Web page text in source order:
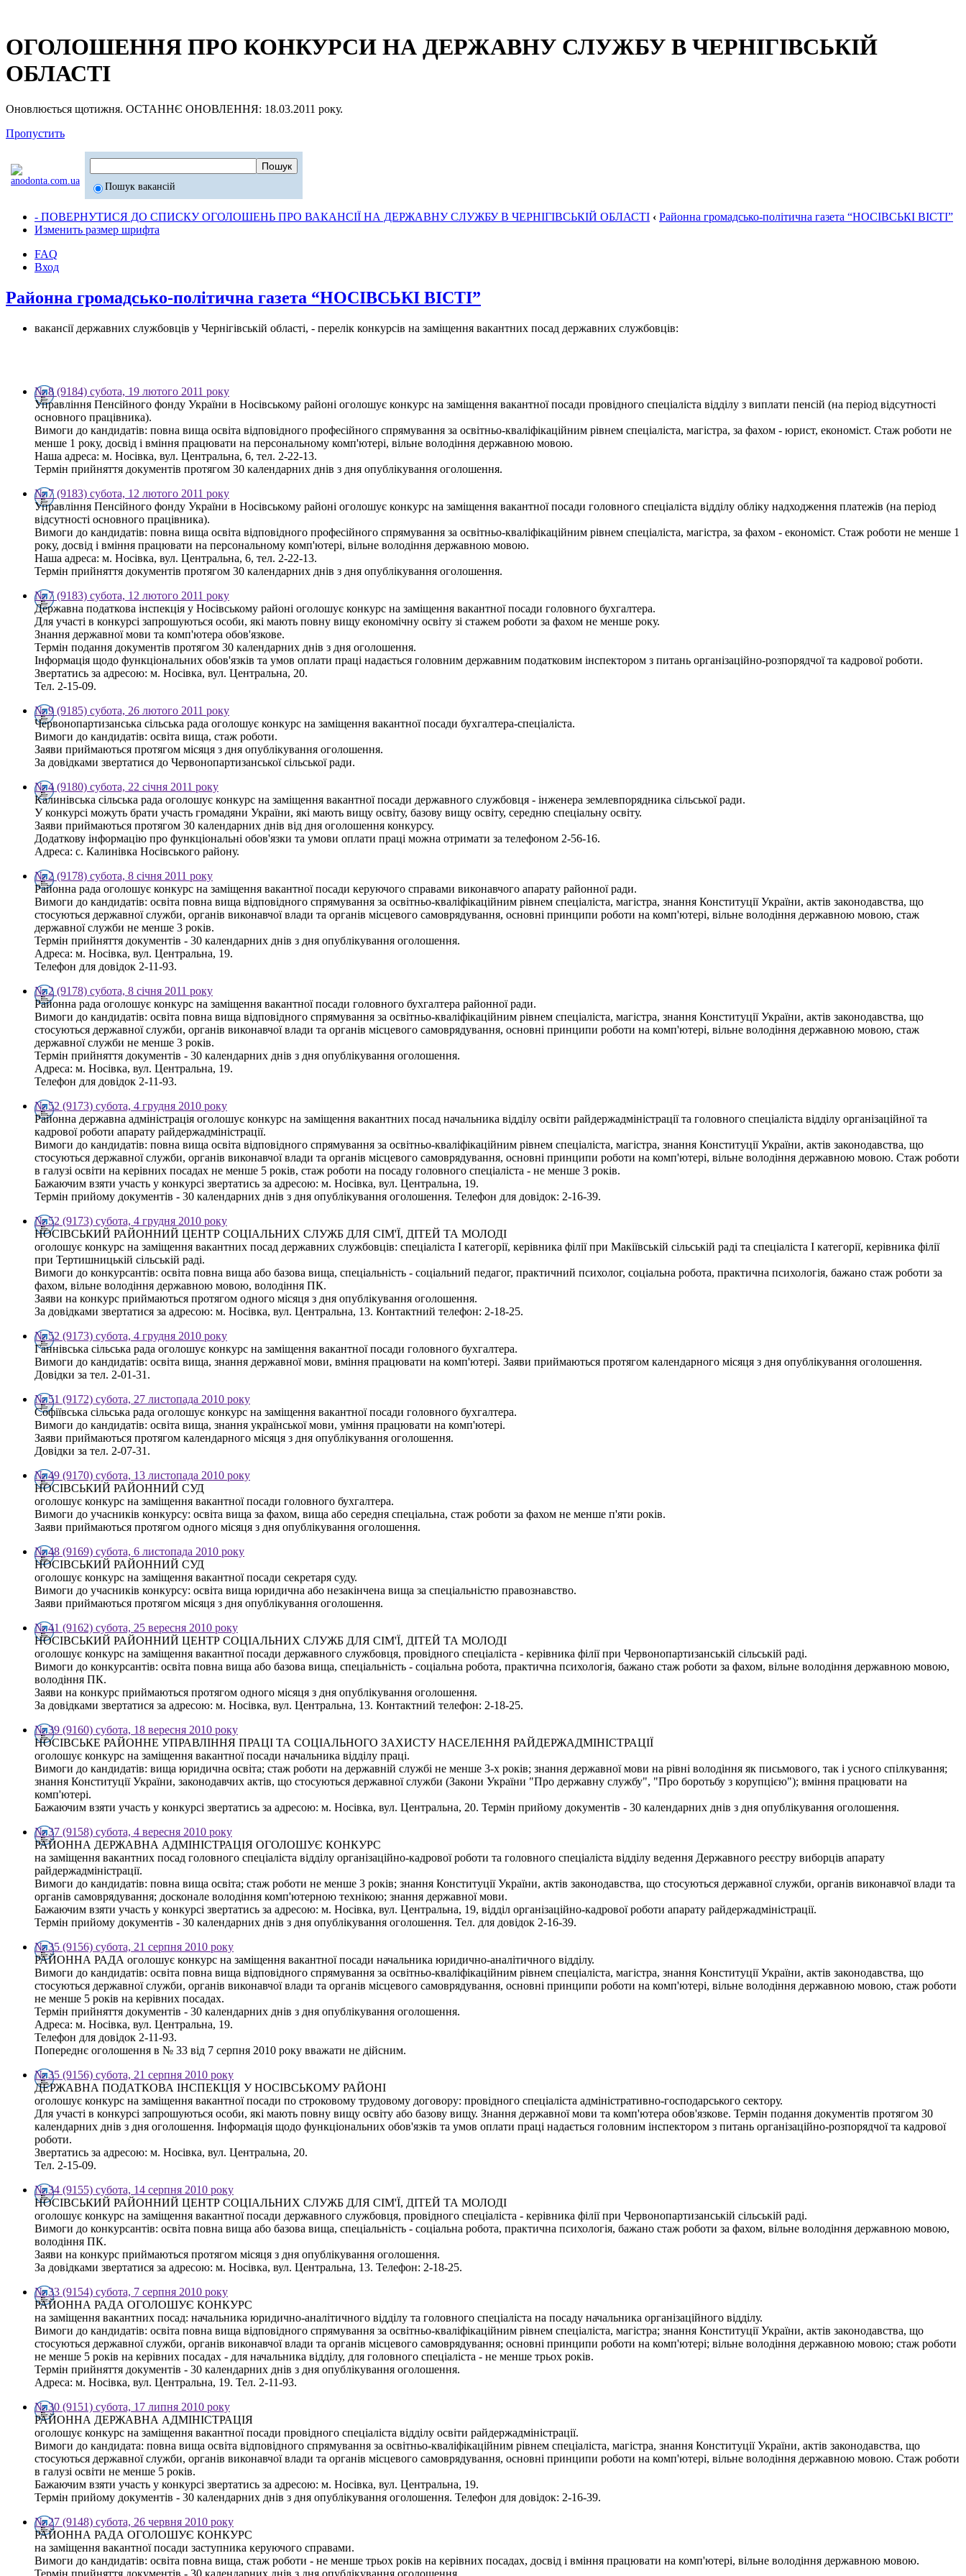
ОГОЛОШЕННЯ ПРО КОНКУРСИ НА ДЕРЖАВНУ СЛУЖБУ В ЧЕРНІГІВСЬКІЙ
ОБЛАСТІ
Оновлюється щотижня. ОСТАННЄ ОНОВЛЕННЯ: 18.03.2011 року.
Пропустить
Пошук вакансій
- ПОВЕРНУТИСЯ ДО СПИСКУ ОГОЛОШЕНЬ ПРО ВАКАНСІЇ НА ДЕРЖАВНУ СЛУЖБУ В ЧЕРНІГІВСЬКІЙ ОБЛАСТІ ‹ Районна громадсько-політична газета “НОСІВСЬКІ ВІСТІ”
Изменить размер шрифта
FAQ
Вход
Районна громадсько-політична газета “НОСІВСЬКІ ВІСТІ”
вакансії державних службовців у Чернігівській області, - перелік конкурсів на заміщення вакантних посад державних службовців:
№ 8 (9184) субота, 19 лютого 2011 року
Управління Пенсійного фонду України в Носівському районі оголошує конкурс на заміщення вакантної посади провідного спеціаліста відділу з виплати пенсій (на період відсутності
основного працівника).
Вимоги до кандидатів: повна вища освіта відповідного професійного спрямування за освітньо-кваліфікаційним рівнем спеціаліста, магістра, за фахом - юрист, економіст. Стаж роботи не
менше 1 року, досвід і вміння працювати на персональному комп'ютері, вільне володіння державною мовою.
Наша адреса: м. Носівка, вул. Центральна, 6, тел. 2-22-13.
Термін прийняття документів протягом 30 календарних днів з дня опублікування оголошення.
№ 7 (9183) субота, 12 лютого 2011 року
Управління Пенсійного фонду України в Носівському районі оголошує конкурс на заміщення вакантної посади головного спеціаліста відділу обліку надходження платежів (на період
відсутності основного працівника).
Вимоги до кандидатів: повна вища освіта відповідного професійного спрямування за освітньо-кваліфікаційним рівнем спеціаліста, магістра, за фахом - економіст. Стаж роботи не менше 1
року, досвід і вміння працювати на персональному комп'ютері, вільне володіння державною мовою.
Наша адреса: м. Носівка, вул. Центральна, 6, тел. 2-22-13.
Термін прийняття документів протягом 30 календарних днів з дня опублікування оголошення.
№ 7 (9183) субота, 12 лютого 2011 року
Державна податкова інспекція у Носівському районі оголошує конкурс на заміщення вакантної посади головного бухгалтера.
Для участі в конкурсі запрошуються особи, які мають повну вищу економічну освіту зі стажем роботи за фахом не менше року.
Знання державної мови та комп'ютера обов'язкове.
Термін подання документів протягом 30 календарних днів з дня оголошення.
Інформація щодо функціональних обов'язків та умов оплати праці надається головним державним податковим інспектором з питань організаційно-розпорядчої та кадрової роботи.
Звертатись за адресою: м. Носівка, вул. Центральна, 20.
Тел. 2-15-09.
№ 9 (9185) субота, 26 лютого 2011 року
Червонопартизанська сільська рада оголошує конкурс на заміщення вакантної посади бухгалтера-спеціаліста.
Вимоги до кандидатів: освіта вища, стаж роботи.
Заяви приймаються протягом місяця з дня опублікування оголошення.
За довідками звертатися до Червонопартизанської сільської ради.
№ 4 (9180) субота, 22 січня 2011 року
Калинівська сільська рада оголошує конкурс на заміщення вакантної посади державного службовця - інженера землевпорядника сільської ради.
У конкурсі можуть брати участь громадяни України, які мають вищу освіту, базову вищу освіту, середню спеціальну освіту.
Заяви приймаються протягом 30 календарних днів від дня оголошення конкурсу.
Додаткову інформацію про функціональні обов'язки та умови оплати праці можна отримати за телефоном 2-56-16.
Адреса: с. Калинівка Носівського району.
№ 2 (9178) субота, 8 січня 2011 року
Районна рада оголошує конкурс на заміщення вакантної посади керуючого справами виконавчого апарату районної ради.
Вимоги до кандидатів: освіта повна вища відповідного спрямування за освітньо-кваліфікаційним рівнем спеціаліста, магістра, знання Конституції України, актів законодавства, що
стосуються державної служби, органів виконавчої влади та органів місцевого самоврядування, основні принципи роботи на комп'ютері, вільне володіння державною мовою, стаж
державної служби не менше 3 років.
Термін прийняття документів - 30 календарних днів з дня опублікування оголошення.
Адреса: м. Носівка, вул. Центральна, 19.
Телефон для довідок 2-11-93.
№ 2 (9178) субота, 8 січня 2011 року
Районна рада оголошує конкурс на заміщення вакантної посади головного бухгалтера районної ради.
Вимоги до кандидатів: освіта повна вища відповідного спрямування за освітньо-кваліфікаційним рівнем спеціаліста, магістра, знання Конституції України, актів законодавства, що
стосуються державної служби, органів виконавчої влади та органів місцевого самоврядування, основні принципи роботи на комп'ютері, вільне володіння державною мовою, стаж
державної служби не менше 3 років.
Термін прийняття документів - 30 календарних днів з дня опублікування оголошення.
Адреса: м. Носівка, вул. Центральна, 19.
Телефон для довідок 2-11-93.
№ 52 (9173) субота, 4 грудня 2010 року
Районна державна адміністрація оголошує конкурс на заміщення вакантних посад начальника відділу освіти райдержадміністрації та головного спеціаліста відділу організаційної та
кадрової роботи апарату райдержадміністрації.
Вимоги до кандидатів: повна вища освіта відповідного спрямування за освітньо-кваліфікаційним рівнем спеціаліста, магістра, знання Конституції України, актів законодавства, що
стосуються державної служби, органів виконавчої влади та органів місцевого самоврядування, основні принципи роботи на комп'ютері, вільне володіння державною мовою. Стаж роботи
в галузі освіти на керівних посадах не менше 5 років, стаж роботи на посаду головного спеціаліста - не менше 3 років.
Бажаючим взяти участь у конкурсі звертатись за адресою: м. Носівка, вул. Центральна, 19.
Термін прийому документів - 30 календарних днів з дня опублікування оголошення. Телефон для довідок: 2-16-39.
№ 52 (9173) субота, 4 грудня 2010 року
НОСІВСЬКИЙ РАЙОННИЙ ЦЕНТР СОЦІАЛЬНИХ СЛУЖБ ДЛЯ СІМ'Ї, ДІТЕЙ ТА МОЛОДІ
оголошує конкурс на заміщення вакантних посад державних службовців: спеціаліста І категорії, керівника філії при Макіївській сільській раді та спеціаліста І категорії, керівника філії
при Тертишницькій сільській раді.
Вимоги до конкурсантів: освіта повна вища або базова вища, спеціальність - соціальний педагог, практичний психолог, соціальна робота, практична психологія, бажано стаж роботи за
фахом, вільне володіння державною мовою, володіння ПК.
Заяви на конкурс приймаються протягом одного місяця з дня опублікування оголошення.
За довідками звертатися за адресою: м. Носівка, вул. Центральна, 13. Контактний телефон: 2-18-25.
№ 52 (9173) субота, 4 грудня 2010 року
Ганнівська сільська рада оголошує конкурс на заміщення вакантної посади головного бухгалтера.
Вимоги до кандидатів: освіта вища, знання державної мови, вміння працювати на комп'ютері. Заяви приймаються протягом календарного місяця з дня опублікування оголошення.
Довідки за тел. 2-01-31.
№ 51 (9172) субота, 27 листопада 2010 року
Софіївська сільська рада оголошує конкурс на заміщення вакантної посади головного бухгалтера.
Вимоги до кандидатів: освіта вища, знання української мови, уміння працювати на комп'ютері.
Заяви приймаються протягом календарного місяця з дня опублікування оголошення.
Довідки за тел. 2-07-31.
№ 49 (9170) субота, 13 листопада 2010 року
НОСІВСЬКИЙ РАЙОННИЙ СУД
оголошує конкурс на заміщення вакантної посади головного бухгалтера.
Вимоги до учасників конкурсу: освіта вища за фахом, вища або середня спеціальна, стаж роботи за фахом не менше п'яти років.
Заяви приймаються протягом одного місяця з дня опублікування оголошення.
№ 48 (9169) субота, 6 листопада 2010 року
НОСІВСЬКИЙ РАЙОННИЙ СУД
оголошує конкурс на заміщення вакантної посади секретаря суду.
Вимоги до учасників конкурсу: освіта вища юридична або незакінчена вища за спеціальністю правознавство.
Заяви приймаються протягом місяця з дня опублікування оголошення.
№ 41 (9162) субота, 25 вересня 2010 року
НОСІВСЬКИЙ РАЙОННИЙ ЦЕНТР СОЦІАЛЬНИХ СЛУЖБ ДЛЯ СІМ'Ї, ДІТЕЙ ТА МОЛОДІ
оголошує конкурс на заміщення вакантної посади державного службовця, провідного спеціаліста - керівника філії при Червонопартизанській сільській раді.
Вимоги до конкурсантів: освіта повна вища або базова вища, спеціальність - соціальна робота, практична психологія, бажано стаж роботи за фахом, вільне володіння державною мовою,
володіння ПК.
Заяви на конкурс приймаються протягом одного місяця з дня опублікування оголошення.
За довідками звертатися за адресою: м. Носівка, вул. Центральна, 13. Контактний телефон: 2-18-25.
№ 39 (9160) субота, 18 вересня 2010 року
НОСІВСЬКЕ РАЙОННЕ УПРАВЛІННЯ ПРАЦІ ТА СОЦІАЛЬНОГО ЗАХИСТУ НАСЕЛЕННЯ РАЙДЕРЖАДМІНІСТРАЦІЇ
оголошує конкурс на заміщення вакантної посади начальника відділу праці.
Вимоги до кандидатів: вища юридична освіта; стаж роботи на державній службі не менше 3-х років; знання державної мови на рівні володіння як письмового, так і усного спілкування;
знання Конституції України, законодавчих актів, що стосуються державної служби (Закони України "Про державну службу", "Про боротьбу з корупцією"); вміння працювати на
комп'ютері.
Бажаючим взяти участь у конкурсі звертатись за адресою: м. Носівка, вул. Центральна, 20. Термін прийому документів - 30 календарних днів з дня опублікування оголошення.
№ 37 (9158) субота, 4 вересня 2010 року
РАЙОННА ДЕРЖАВНА АДМІНІСТРАЦІЯ ОГОЛОШУЄ КОНКУРС
на заміщення вакантних посад головного спеціаліста відділу організаційно-кадрової роботи та головного спеціаліста відділу ведення Державного реєстру виборців апарату
райдержадміністрації.
Вимоги до кандидатів: повна вища освіта; стаж роботи не менше 3 років; знання Конституції України, актів законодавства, що стосуються державної служби, органів виконавчої влади та
органів самоврядування; досконале володіння комп'ютерною технікою; знання державної мови.
Бажаючим взяти участь у конкурсі звертатись за адресою: м. Носівка, вул. Центральна, 19, відділ організаційно-кадрової роботи апарату райдержадміністрації.
Термін прийому документів - 30 календарних днів з дня опублікування оголошення. Тел. для довідок 2-16-39.
№ 35 (9156) субота, 21 серпня 2010 року
РАЙОННА РАДА оголошує конкурс на заміщення вакантної посади начальника юридично-аналітичного відділу.
Вимоги до кандидатів: освіта повна вища відповідного спрямування за освітньо-кваліфікаційним рівнем спеціаліста, магістра, знання Конституції України, актів законодавства, що
стосуються державної служби, органів виконавчої влади та органів місцевого самоврядування, основні принципи роботи на комп'ютері, вільне володіння державною мовою, стаж роботи
не менше 5 років на керівних посадах.
Термін прийняття документів - 30 календарних днів з дня опублікування оголошення.
Адреса: м. Носівка, вул. Центральна, 19.
Телефон для довідок 2-11-93.
Попереднє оголошення в № 33 від 7 серпня 2010 року вважати не дійсним.
№ 35 (9156) субота, 21 серпня 2010 року
ДЕРЖАВНА ПОДАТКОВА ІНСПЕКЦІЯ У НОСІВСЬКОМУ РАЙОНІ
оголошує конкурс на заміщення вакантної посади по строковому трудовому договору: провідного спеціаліста адміністративно-господарського сектору.
Для участі в конкурсі запрошуються особи, які мають повну вищу освіту або базову вищу. Знання державної мови та комп'ютера обов'язкове. Термін подання документів протягом 30
календарних днів з дня оголошення. Інформація щодо функціональних обов'язків та умов оплати праці надається головним інспектором з питань організаційно-розпорядчої та кадрової
роботи.
Звертатись за адресою: м. Носівка, вул. Центральна, 20.
Тел. 2-15-09.
№ 34 (9155) субота, 14 серпня 2010 року
НОСІВСЬКИЙ РАЙОННИЙ ЦЕНТР СОЦІАЛЬНИХ СЛУЖБ ДЛЯ СІМ'Ї, ДІТЕЙ ТА МОЛОДІ
оголошує конкурс на заміщення вакантної посади державного службовця, провідного спеціаліста - керівника філії при Червонопартизанській сільській раді.
Вимоги до конкурсантів: освіта повна вища або базова вища, спеціальність - соціальна робота, практична психологія, бажано стаж роботи за фахом, вільне володіння державною мовою,
володіння ПК.
Заяви на конкурс приймаються протягом місяця з дня опублікування оголошення.
За довідками звертатися за адресою: м. Носівка, вул. Центральна, 13. Телефон: 2-18-25.
№ 33 (9154) субота, 7 серпня 2010 року
РАЙОННА РАДА ОГОЛОШУЄ КОНКУРС
на заміщення вакантних посад: начальника юридично-аналітичного відділу та головного спеціаліста на посаду начальника організаційного відділу.
Вимоги до кандидатів: освіта повна вища відповідного спрямування за освітньо-кваліфікаційним рівнем спеціаліста, магістра; знання Конституції України, актів законодавства, що
стосуються державної служби, органів виконавчої влади та органів місцевого самоврядування; основні принципи роботи на комп'ютері; вільне володіння державною мовою; стаж роботи
не менше 5 років на керівних посадах - для начальника відділу, для головного спеціаліста - не менше трьох років.
Термін прийняття документів - 30 календарних днів з дня опублікування оголошення.
Адреса: м. Носівка, вул. Центральна, 19. Тел. 2-11-93.
№ 30 (9151) субота, 17 липня 2010 року
РАЙОННА ДЕРЖАВНА АДМІНІСТРАЦІЯ
оголошує конкурс на заміщення вакантної посади провідного спеціаліста відділу освіти райдержадміністрації.
Вимоги до кандидата: повна вища освіта відповідного спрямування за освітньо-кваліфікаційним рівнем спеціаліста, магістра, знання Конституції України, актів законодавства, що
стосуються державної служби, органів виконавчої влади та органів місцевого самоврядування, основні принципи роботи на комп'ютері, вільне володіння державною мовою. Стаж роботи
в галузі освіти не менше 5 років.
Бажаючим взяти участь у конкурсі звертатись за адресою: м. Носівка, вул. Центральна, 19.
Термін прийому документів - 30 календарних днів з дня опублікування оголошення. Телефон для довідок: 2-16-39.
№ 27 (9148) субота, 26 червня 2010 року
РАЙОННА РАДА ОГОЛОШУЄ КОНКУРС
на заміщення вакантної посади заступника керуючого справами.
Вимоги до кандидатів: освіта повна вища, стаж роботи - не менше трьох років на керівних посадах, досвід і вміння працювати на комп'ютері, вільне володіння державною мовою.
Термін прийняття документів - 30 календарних днів з дня опублікування оголошення.